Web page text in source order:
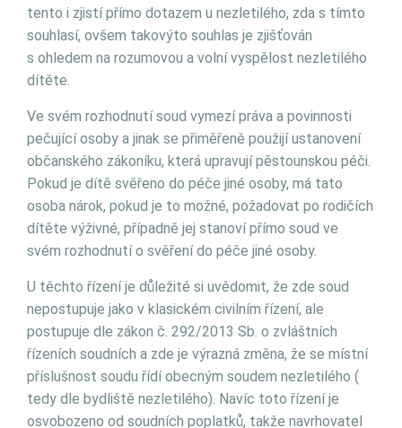
tento i zjistí přímo dotazem u nezletilého, zda s tímto
souhlasí, ovšem takovýto souhlas je zjišťován
s ohledem na rozumovou a volní vyspělost nezletilého
dítěte.
Ve svém rozhodnutí soud vymezí práva a povinnosti
pečující osoby a jinak se přiměřeně použijí ustanovení
občanského zákoníku, která upravují pěstounskou péči.
Pokud je dítě svěřeno do péče jiné osoby, má tato
osoba nárok, pokud je to možné, požadovat po rodičích
dítěte výživné, případně jej stanoví přímo soud ve
svém rozhodnutí o svěření do péče jiné osoby.
U těchto řízení je důležité si uvědomit, že zde soud
nepostupuje jako v klasickém civilním řízení, ale
postupuje dle zákon č. 292/2013 Sb. o zvláštních
řízeních soudních a zde je výrazná změna, že se místní
příslušnost soudu řídí obecným soudem nezletilého (
tedy dle bydliště nezletilého). Navíc toto řízení je
osvobozeno od soudních poplatků, takže navrhovatel